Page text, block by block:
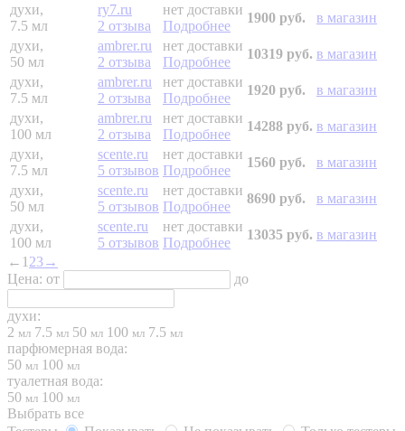
духи,
7.5 мл
ry7.ru
2 отзыва
нет доставки
Подробнее
1900 руб.
в магазин
духи,
50 мл
ambrer.ru
2 отзыва
нет доставки
Подробнее
10319 руб. в магазин
духи,
7.5 мл
ambrer.ru
2 отзыва
нет доставки
Подробнее
1920 руб.
в магазин
духи,
100 мл
ambrer.ru
2 отзыва
нет доставки
Подробнее
14288 руб. в магазин
духи,
7.5 мл
scente.ru
5 отзывов
нет доставки
Подробнее
1560 руб.
в магазин
духи,
50 мл
scente.ru
5 отзывов
нет доставки
Подробнее
8690 руб.
в магазин
духи,
100 мл
scente.ru
5 отзывов
нет доставки
Подробнее
13035 руб. в магазин
← 1 23 →
Цена: от до
духи:
2 мл 7.5 мл 50 мл 100 мл 7.5 мл
парфюмерная вода:
50 мл 100 мл
туалетная вода:
50 мл 100 мл
Выбрать все